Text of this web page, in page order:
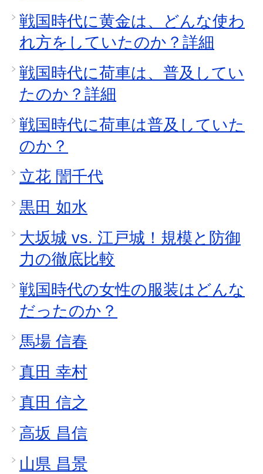
戦国時代に黄金は、どんな使わ
れ方をしていたのか？詳細
戦国時代に荷車は、普及してい
たのか？詳細
戦国時代に荷車は普及していた
のか？
立花 誾千代
黒田 如水
大坂城 vs. 江戸城！規模と防御
力の徹底比較
戦国時代の女性の服装はどんな
だったのか？
馬場 信春
真田 幸村
真田 信之
高坂 昌信
山県 昌景